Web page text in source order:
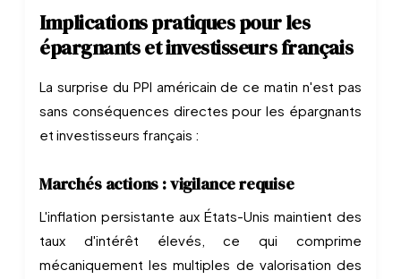
Implications pratiques pour les
épargnants et investisseurs français
La surprise du PPI américain de ce matin n'est pas
sans conséquences directes pour les épargnants
et investisseurs français :
Marchés actions : vigilance requise
L'inflation persistante aux États-Unis maintient des
taux d'intérêt élevés, ce qui comprime
mécaniquement les multiples de valorisation des